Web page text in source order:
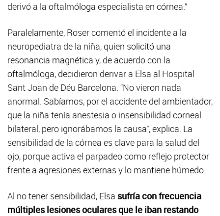
derivó a la oftalmóloga especialista en córnea.”
Paralelamente, Roser comentó el incidente a la
neuropediatra de la niña, quien solicitó una
resonancia magnética y, de acuerdo con la
oftalmóloga, decidieron derivar a Elsa al Hospital
Sant Joan de Déu Barcelona. “No vieron nada
anormal. Sabíamos, por el accidente del ambientador,
que la niña tenía anestesia o insensibilidad corneal
bilateral, pero ignorábamos la causa”, explica. La
sensibilidad de la córnea es clave para la salud del
ojo, porque activa el parpadeo como reflejo protector
frente a agresiones externas y lo mantiene húmedo.
Al no tener sensibilidad, Elsa sufría con frecuencia
múltiples lesiones oculares que le iban restando